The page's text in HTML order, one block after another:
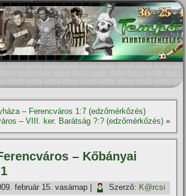
– Ferencváros 1:7 (edzőmérkőzés)
– VIII. ker. Barátság ?:? (edzőmérkőzés)»
– Kőbányai
február 15. vasárnap Szerző: K@rcsi